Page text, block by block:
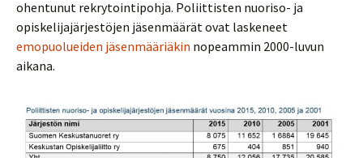
ohentunut rekrytointipohja. Poliittisten nuoriso- ja
opiskelijajärjestöjen jäsenmäärät ovat laskeneet
emopuolueiden jäsenmääriäkin nopeammin 2000-luvun
aikana.